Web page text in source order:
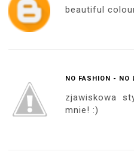
beautiful
NO FASHION - NO
zjawiskowa
mnie! :)